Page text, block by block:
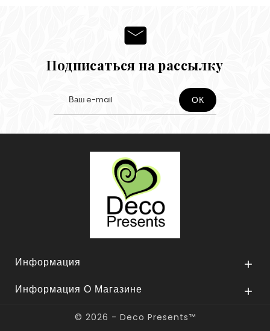
Подписаться на рассылку
Информация 
Информация О Магазине 
© 2026 - Deco Presents™